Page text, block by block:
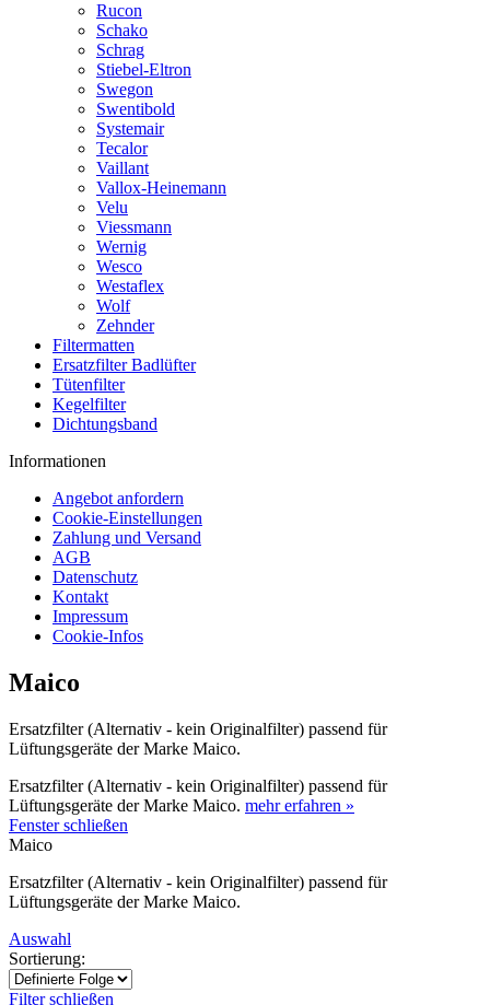
Rucon
Schako
Schrag
Stiebel-Eltron
Swegon
Swentibold
Systemair
Tecalor
Vaillant
Vallox-Heinemann
Velu
Viessmann
Wernig
Wesco
Westaflex
Wolf
Zehnder
Filtermatten
Ersatzfilter Badlüfter
Tütenfilter
Kegelfilter
Dichtungsband
Informationen
Angebot anfordern
Cookie-Einstellungen
Zahlung und Versand
AGB
Datenschutz
Kontakt
Impressum
Cookie-Infos
Maico
Ersatzfilter (Alternativ - kein Originalfilter) passend für
Lüftungsgeräte der Marke Maico.
Ersatzfilter (Alternativ - kein Originalfilter) passend für
Lüftungsgeräte der Marke Maico. mehr erfahren »
Fenster schließen
Maico
Ersatzfilter (Alternativ - kein Originalfilter) passend für
Lüftungsgeräte der Marke Maico.
Auswahl
Sortierung:
Filter schließen